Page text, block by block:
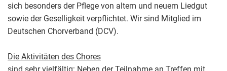
sich besonders der Pflege von altem und neuem Liedgut
sowie der Geselligkeit verpflichtet. Wir sind Mitglied im
Deutschen Chorverband (DCV).
Die Aktivitäten des Chores